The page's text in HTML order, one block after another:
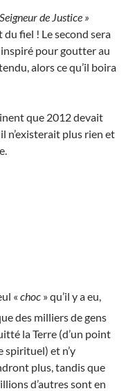
de Justice »
fiel ! Le second sera
inspiré pour goutter au
alors ce qu’il boira
que 2012 devait
n’existerait plus rien et
« choc » qu’il y a eu,
des milliers de gens
la Terre (d’un point
spirituel) et n’y
plus, tandis que
d’autres sont en